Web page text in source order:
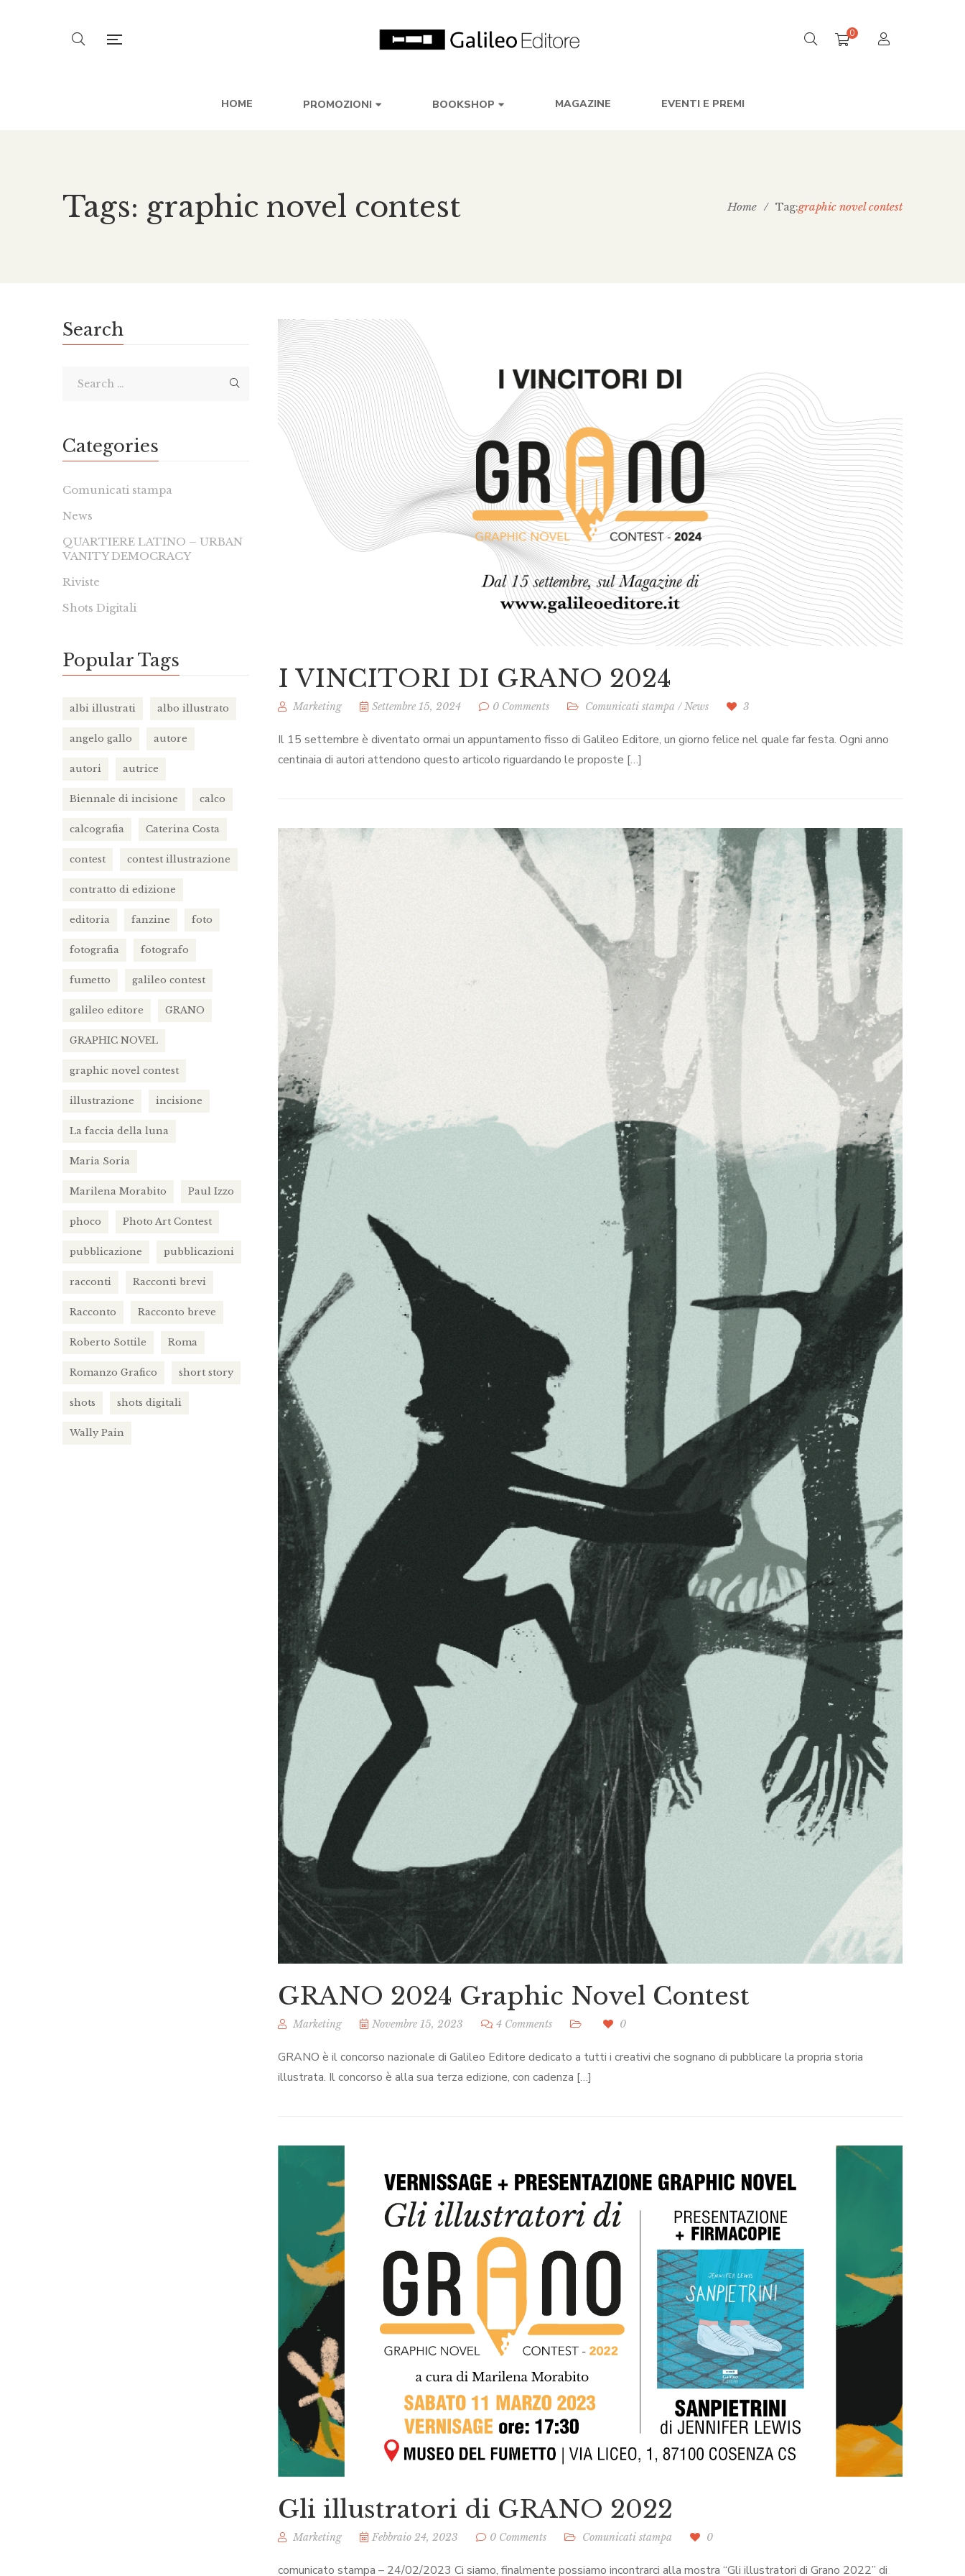
0
HOME PROMOZIONI BOOKSHOP MAGAZINE EVENTI E PREMI
Tags: graphic novel contest Home / Tag:graphic novel contest
I VINCITORI DI GRANO 2024
Marketing Settembre 15, 2024 0 Comments Comunicati stampa /News 3
Il 15 settembre è diventato ormai un appuntamento fisso di Galileo Editore, un giorno felice nel quale far festa. Ogni anno
centinaia di autori attendono questo articolo riguardando le proposte […]
GRANO 2024 Graphic Novel Contest
Marketing Novembre 15, 2023 4 Comments 0
GRANO è il concorso nazionale di Galileo Editore dedicato a tutti i creativi che sognano di pubblicare la propria storia
illustrata. Il concorso è alla sua terza edizione, con cadenza […]
Gli illustratori di GRANO 2022
Marketing Febbraio 24, 2023 0 Comments Comunicati stampa 0
comunicato stampa – 24/02/2023 Ci siamo, finalmente possiamo incontrarci alla mostra “Gli illustratori di Grano 2022” di
Search
Categories
Comunicati stampa
News
QUARTIERE LATINO – URBAN
VANITY DEMOCRACY
Riviste
Shots Digitali
Popular Tags
albi illustrati albo illustrato
angelo gallo autore
autori autrice
Biennale di incisione calco
calcografia Caterina Costa
contest contest illustrazione
contratto di edizione
editoria fanzine foto
fotografia fotografo
fumetto galileo contest
galileo editore GRANO
GRAPHIC NOVEL
graphic novel contest
illustrazione incisione
La faccia della luna
Maria Soria
Marilena Morabito Paul Izzo
phoco Photo Art Contest
pubblicazione pubblicazioni
racconti Racconti brevi
Racconto Racconto breve
Roberto Sottile Roma
Romanzo Grafico short story
shots shots digitali
Wally Pain